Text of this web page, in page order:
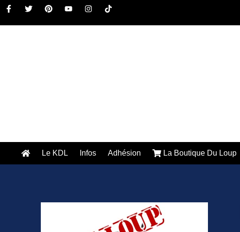
Le KDL Infos Adhésion La Boutique Du Loup